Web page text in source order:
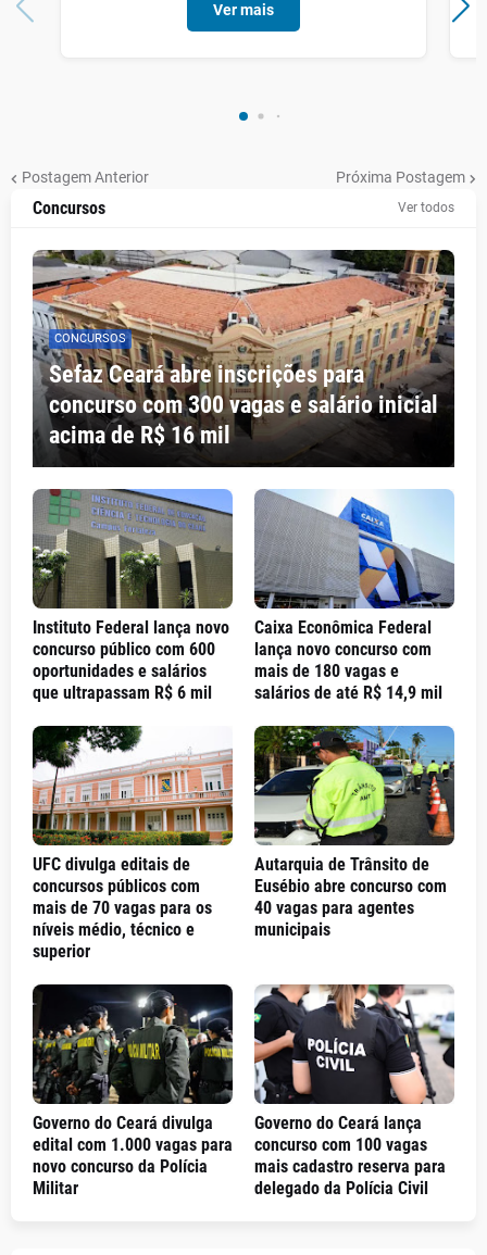
Ver mais
Postagem Anterior Próxima Postagem
Concursos Ver todos
CONCURSOS
Sefaz Ceará abre inscrições para
concurso com 300 vagas e salário inicial
acima de R$ 16 mil
Instituto Federal lança novo
concurso público com 600
oportunidades e salários
que ultrapassam R$ 6 mil
Caixa Econômica Federal
lança novo concurso com
mais de 180 vagas e
salários de até R$ 14,9 mil
UFC divulga editais de
concursos públicos com
mais de 70 vagas para os
níveis médio, técnico e
superior
Autarquia de Trânsito de
Eusébio abre concurso com
40 vagas para agentes
municipais
Governo do Ceará divulga
edital com 1.000 vagas para
novo concurso da Polícia
Militar
Governo do Ceará lança
concurso com 100 vagas
mais cadastro reserva para
delegado da Polícia Civil